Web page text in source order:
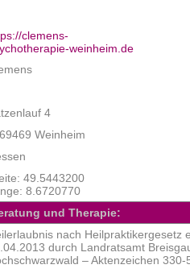
clemens-
weinheim.de
4
Weinheim
49.5443200
8.6720770
und Therapie:
nach Heilpraktikergesetz
durch Landratsamt
– Aktenzeichen 330-